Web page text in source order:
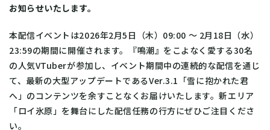
お知らせいたします。
本配信イベントは2026年2月5日（木）09:00 ～ 2月18日（水）
23:59の期間に開催されます。『鳴潮』をこよなく愛する30名
の人気VTuberが参加し、イベント期間中の連続的な配信を通じ
て、最新の大型アップデートであるVer.3.1「雪に抱かれた君
へ」のコンテンツを余すことなくお届けいたします。新エリア
「ロイ氷原」を舞台にした配信任務の行方にぜひご注目くださ
い。